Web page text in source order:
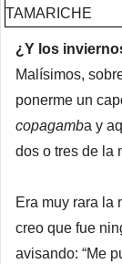
¿Y los
Malísimos,
ponerme un
copagamba y
dos o tres de la
Era muy rara la
creo que fue
avisando: “Me